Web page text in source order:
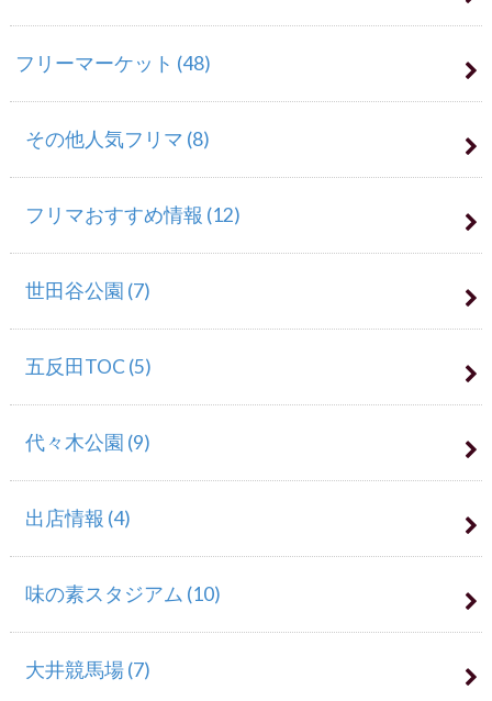
フリーマーケット (48)
その他人気フリマ (8)
フリマおすすめ情報 (12)
世田谷公園 (7)
五反田TOC(5)
代々木公園 (9)
出店情報 (4)
味の素スタジアム (10)
大井競馬場(7)